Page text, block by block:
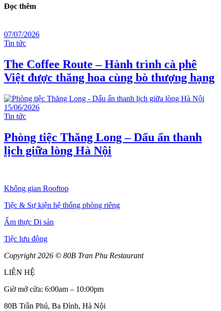
Đọc thêm
07/07/2026
Tin tức
The Coffee Route – Hành trình cà phê
Việt được thăng hoa cùng bò thượng hạng
15/06/2026
Tin tức
Phòng tiệc Thăng Long – Dấu ấn thanh
lịch giữa lòng Hà Nội
Không gian Rooftop
Tiệc & Sự kiện hệ thống phòng riêng
Ẩm thực Di sản
Tiệc lưu động
Copyright 2026 © 80B Tran Phu Restaurant
LIÊN HỆ
Giờ mở cửa: 6:00am – 10:00pm
80B Trần Phú, Ba Đình, Hà Nội